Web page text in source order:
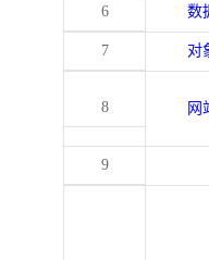
6 数
7 对
8 网
9